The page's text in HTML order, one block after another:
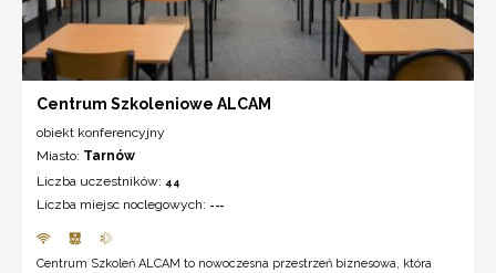
Centrum Szkoleniowe ALCAM
obiekt konferencyjny
Miasto: Tarnów
Liczba uczestników: 44
Liczba miejsc noclegowych: ---
Centrum Szkoleń ALCAM to nowoczesna przestrzeń biznesowa, która